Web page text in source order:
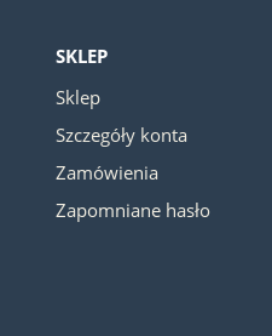
SKLEP
Sklep
Szczegóły konta
Zamówienia
Zapomniane hasło